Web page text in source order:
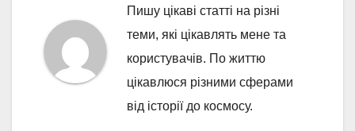
Пишу цікаві статті на різні
теми, які цікавлять мене та
користувачів. По життю
цікавлюся різними сферами
від історії до космосу.